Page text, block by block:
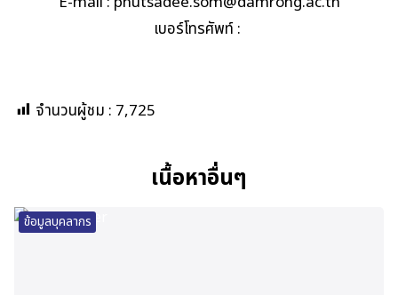
เบอร์โทรศัพท์ :
จำนวนผู้ชม : 7,725
เนื้อหาอื่นๆ
ข้อมูลบุคลากร